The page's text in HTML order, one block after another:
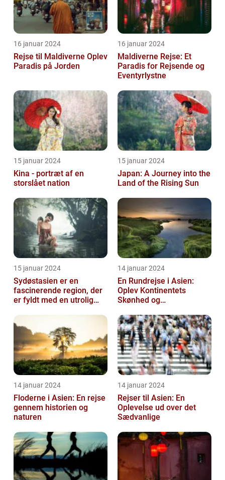
16 januar 2024
Rejse til Maldiverne Oplev
Paradis på Jorden
16 januar 2024
Maldiverne Rejse: Et
Paradis for Rejsende og
Eventyrlystne
15 januar 2024
Kina - portræt af en
storslået nation
15 januar 2024
Japan: A Journey into the
Land of the Rising Sun
15 januar 2024
Sydøstasien er en
fascinerende region, der
er fyldt med en utrolig
en blandi...
14 januar 2024
En Rundrejse i Asien:
Oplev Kontinentets
Skønhed og
14 januar 2024
Floderne i Asien: En rejse
gennem historien og
naturen
14 januar 2024
Rejser til Asien: En
Oplevelse ud over det
Sædvanlige